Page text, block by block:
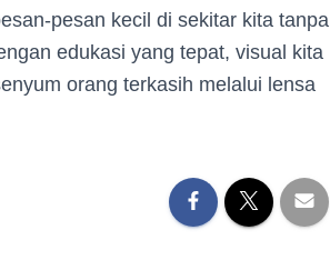
pesan kecil di sekitar kita tanpa
edukasi yang tepat, visual kita
orang terkasih melalui lensa